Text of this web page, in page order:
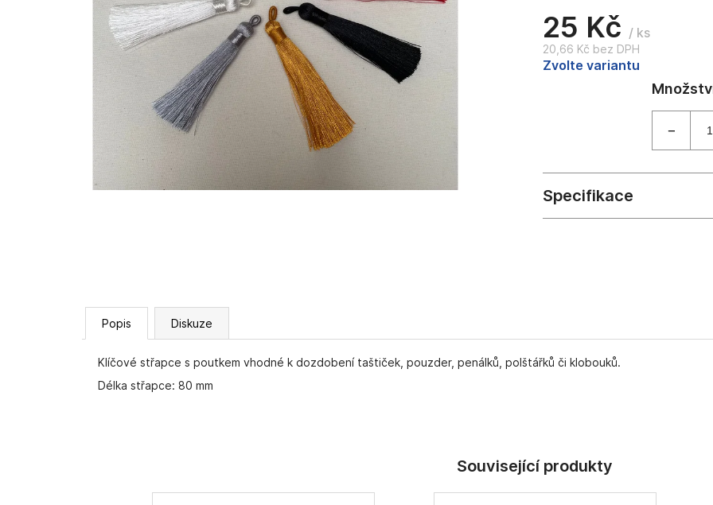
25 Kč / ks
20,66 Kč bez DPH
Měrná
Zvolte variantu
Popis Diskuze
Klíčové střapce s poutkem vhodné k dozdobení taštiček, pouzder, penálků, polštářků či klobouků.
Délka střapce: 80 mm